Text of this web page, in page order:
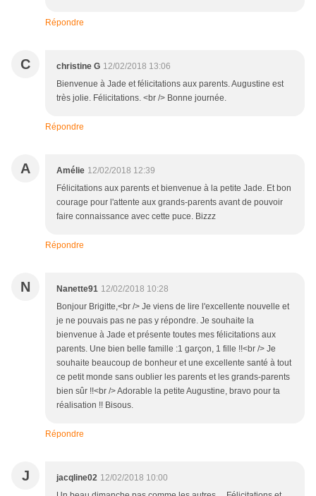
Répondre
C christine G 12/02/2018 13:06
Bienvenue à Jade et félicitations aux parents. Augustine est
très jolie. Félicitations. <br /> Bonne journée.
Répondre
A Amélie 12/02/2018 12:39
Félicitations aux parents et bienvenue à la petite Jade. Et bon
courage pour l'attente aux grands-parents avant de pouvoir
faire connaissance avec cette puce. Bizzz
Répondre
N Nanette91 12/02/2018 10:28
Bonjour Brigitte,<br /> Je viens de lire l'excellente nouvelle et
je ne pouvais pas ne pas y répondre. Je souhaite la
bienvenue à Jade et présente toutes mes félicitations aux
parents. Une bien belle famille :1 garçon, 1 fille !!<br /> Je
souhaite beaucoup de bonheur et une excellente santé à tout
ce petit monde sans oublier les parents et les grands-parents
bien sûr !!<br /> Adorable la petite Augustine, bravo pour ta
réalisation !! Bisous.
Répondre
J jacqline02 12/02/2018 10:00